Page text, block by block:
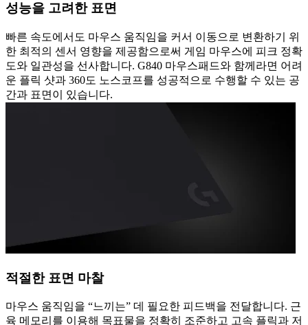
성능을 고려한 표면
빠른 속도에서도 마우스 움직임을 커서 이동으로 변환하기 위
한 최적의 센서 영향을 제공함으로써 게임 마우스에 피크 정확
도와 일관성을 선사합니다. G840 마우스패드와 함께라면 어려
운 플릭 샷과 360도 노스코프를 성공적으로 수행할 수 있는 공
간과 표면이 있습니다.
적절한 표면 마찰
마우스 움직임을 “느끼는” 데 필요한 피드백을 전달합니다. 근
육 메모리를 이용해 목표물을 정확히 조준하고 고속 플릭과 저